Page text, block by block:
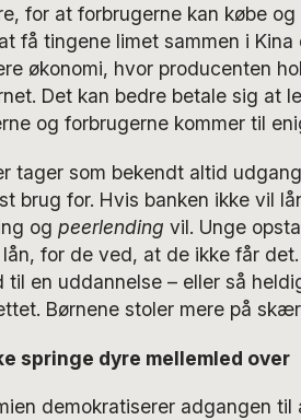
for at forbrugerne kan købe
få tingene limet sammen i
økonomi, hvor producenten
Det kan bedre betale sig
og forbrugerne kommer til
tager som bekendt altid
brug for. Hvis banken ikke vil
og peerlending vil. Unge
for de ved, at de ikke får
til en uddannelse – eller så
Børnene stoler mere på
springe dyre mellemled over
demokratiserer adgangen